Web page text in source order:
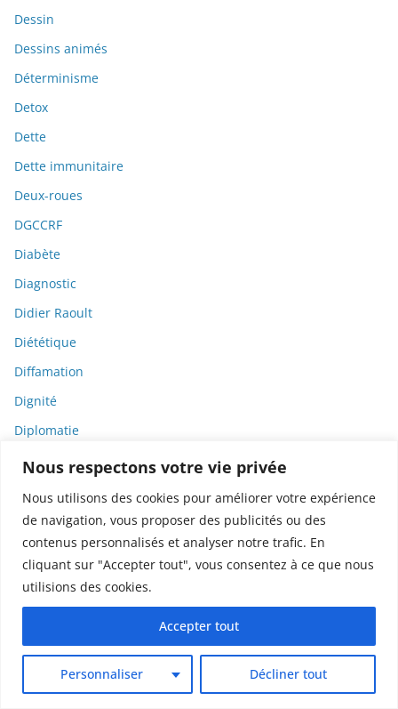
Nous respectons votre vie privée
Nous utilisons des cookies pour améliorer votre expérience
de navigation, vous proposer des publicités ou des
contenus personnalisés et analyser notre trafic. En
cliquant sur "Accepter tout", vous consentez à ce que nous
utilisions des cookies.
Personnaliser Décliner tout
Accepter tout
Dessin
Dessins animés
Déterminisme
Detox
Dette
Dette immunitaire
Deux-roues
DGCCRF
Diabète
Diagnostic
Didier Raoult
Diététique
Diffamation
Dignité
Diplomatie
Dispositifs médicaux
Doctolib
Documentaire
DODGE
Donald Trump
Droit